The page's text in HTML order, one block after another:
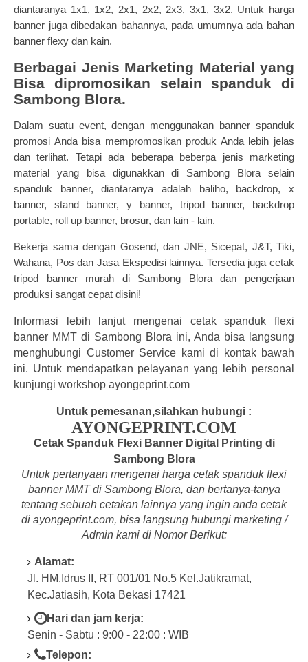
diantaranya 1x1, 1x2, 2x1, 2x2, 2x3, 3x1, 3x2. Untuk harga
banner juga dibedakan bahannya, pada umumnya ada bahan
banner flexy dan kain.
Berbagai Jenis Marketing Material yang
Bisa dipromosikan selain spanduk di
Sambong Blora.
Dalam suatu event, dengan menggunakan banner spanduk
promosi Anda bisa mempromosikan produk Anda lebih jelas
dan terlihat. Tetapi ada beberapa beberpa jenis marketing
material yang bisa digunakkan di Sambong Blora selain
spanduk banner, diantaranya adalah baliho, backdrop, x
banner, stand banner, y banner, tripod banner, backdrop
portable, roll up banner, brosur, dan lain - lain.
Bekerja sama dengan Gosend, dan JNE, Sicepat, J&T, Tiki,
Wahana, Pos dan Jasa Ekspedisi lainnya. Tersedia juga cetak
tripod bannermurah di Sambong Blora dan pengerjaan
produksi sangat cepat disini!
Informasi lebih lanjut mengenai cetak spanduk flexi
banner MMT di Sambong Blora ini, Anda bisa langsung
menghubungi Customer Service kami di kontak bawah
ini. Untuk mendapatkan pelayanan yang lebih personal
kunjungi workshop ayongeprint.com
Untuk pemesanan,silahkan hubungi :
AYONGEPRINT.COM
Cetak Spanduk Flexi Banner Digital Printing di
Sambong Blora
Untuk pertanyaan mengenai harga cetak spanduk flexi
banner MMT di Sambong Blora, dan bertanya-tanya
tentang sebuah cetakan lainnya yang ingin anda cetak
di ayongeprint.com, bisa langsung hubungi marketing /
Admin kami di Nomor Berikut:
Alamat:
Jl. HM.Idrus II, RT 001/01 No.5 Kel.Jatikramat,
Kec.Jatiasih, Kota Bekasi 17421
Hari dan jam kerja:
Senin - Sabtu : 9:00 - 22:00 : WIB
Telepon: